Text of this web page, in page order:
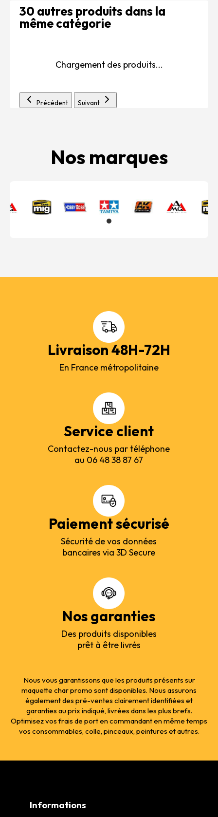
30 autres produits dans la
même catégorie
Chargement des produits...
Précédent Suivant
Nos marques
Livraison 48H-72H
En France métropolitaine
Service client
Contactez-nous par téléphone
au 06 48 38 87 67
Paiement sécurisé
Sécurité de vos données
bancaires via 3D Secure
Nos garanties
Des produits disponibles
prêt à être livrés
Nous vous garantissons que les produits présents sur
maquette char promo sont disponibles. Nous assurons
également des pré-ventes clairement identifiées et
garanties au prix indiqué, livrées dans les plus brefs.
Optimisez vos frais de port en commandant en même temps
vos consommables, colle, pinceaux, peintures et autres.
Informations